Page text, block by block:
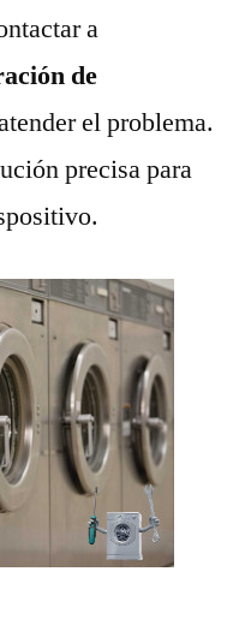
a
de
el problema.
precisa para